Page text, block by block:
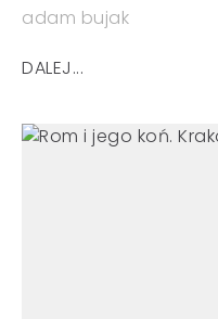
adam bujak
DALEJ...